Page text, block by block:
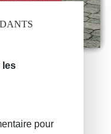
de ce site
les
pour